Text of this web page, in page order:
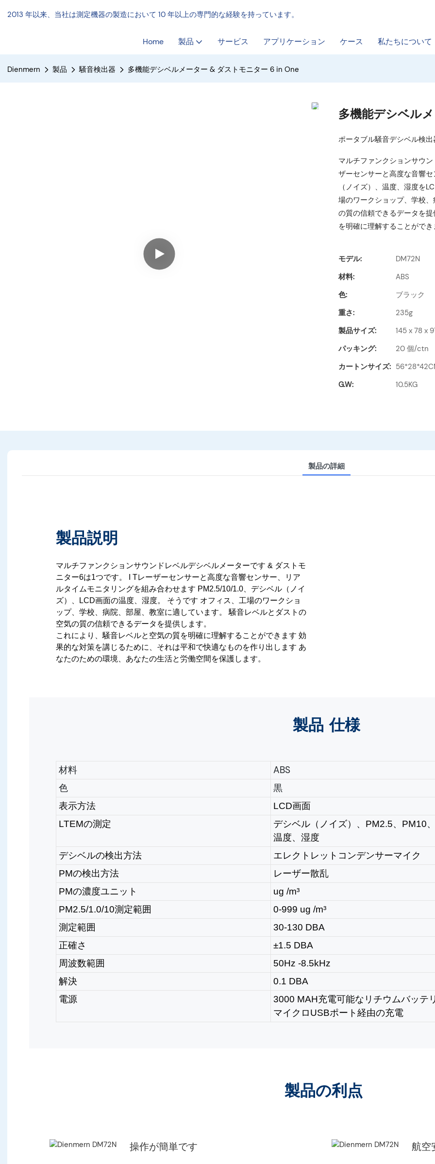
2013 年以来、当社は測定機器の製造において 10 年以上の専門的な経験を持っています。
Home 製品 サービス アプリケーション ケース 私たちについて
Dienmern 製品 騒音検出器 多機能デシベルメーター & ダストモニター 6 in One
多機能デシベル
ポータブル騒音デシベル検出
マルチファンクションサウ
ザーセンサーと高度な音響
（ノイズ）、温度、湿度を
場のワークショップ、学校
の質の信頼できるデータを
を明確に理解することがで
モデル:
DM72N
材料:
ABS
色:
ブラック
重さ:
235g
製品サイズ:
145 x 78 x
パッキング:
20 個/ctn
カートンサイズ:
G.W:
10.5KG
製品の詳細
製品説明
マルチファンクションサウンドレベルデシベルメーターです & ダストモ
ニター6は1つです。 ITレーザーセンサーと高度な音響センサー、リア
ルタイムモニタリングを組み合わせます PM2.5/10/1.0、デシベル（ノイ
ズ）、LCD画面の温度、湿度。 そうです オフィス、工場のワークショ
ップ、学校、病院、部屋、教室に適しています。騒音レベルとダストの
空気の質の信頼できるデータを提供します。
これにより、騒音レベルと空気の質を明確に理解することができます効
果的な対策を講じるために、それは平和で快適なものを作り出します あ
なたのための環境、あなたの生活と労働空間を保護します。
製品仕様
材料
ABS
色
黒
表示方法
LCD画面
LTEMの測定
デシベル（ノイズ）、PM2.5、PM10
温度、湿度
デシベルの検出方法
エレクトレットコンデンサーマイク
PMの検出方法
レーザー散乱
PMの濃度ユニット
ug /m³
PM2.5/1.0/10測定範囲
0-999 ug /m³
測定範囲
30-130 DBA
正確さ
±1.5 DBA
周波数範囲
50Hz -8.5kHz
解決
0.1 DBA
電源
3000 MAH充電可能なリチウムバッテ
マイクロUSBポート経由の充電
製品の利点
操作が簡単です
航空